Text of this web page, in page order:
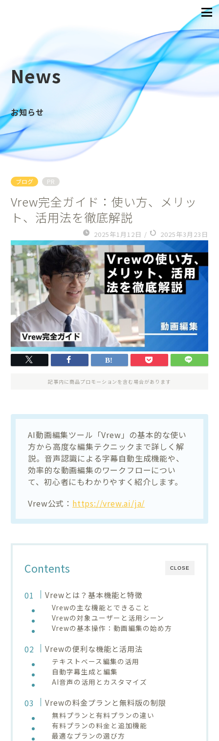
News
お知らせ
ブログ PR
Vrew完全ガイド：使い方、メリッ
ト、活用法を徹底解説
2025年1月12日 / 2025年3月23日
記事内に商品プロモーションを含む場合があります
AI動画編集ツール「Vrew」の基本的な使い
方から高度な編集テクニックまで詳しく解
説。音声認識による字幕自動生成機能や、
効率的な動画編集のワークフローについ
て、初心者にもわかりやすく紹介します。
Vrew公式： https://vrew.ai/ja/
CLOSE
Contents
Vrewとは？基本機能と特徴
Vrewの主な機能とできること
Vrewの対象ユーザーと活用シーン
Vrewの基本操作：動画編集の始め方
Vrewの便利な機能と活用法
テキストベース編集の活用
自動字幕生成と編集
AI音声の活用とカスタマイズ
Vrewの料金プランと無料版の制限
無料プランと有料プランの違い
有料プランの料金と追加機能
最適なプランの選び方